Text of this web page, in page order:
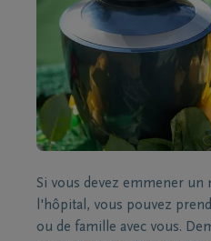
Si vous devez emmener
l'hôpital, vous pouvez
ou de famille avec vous.